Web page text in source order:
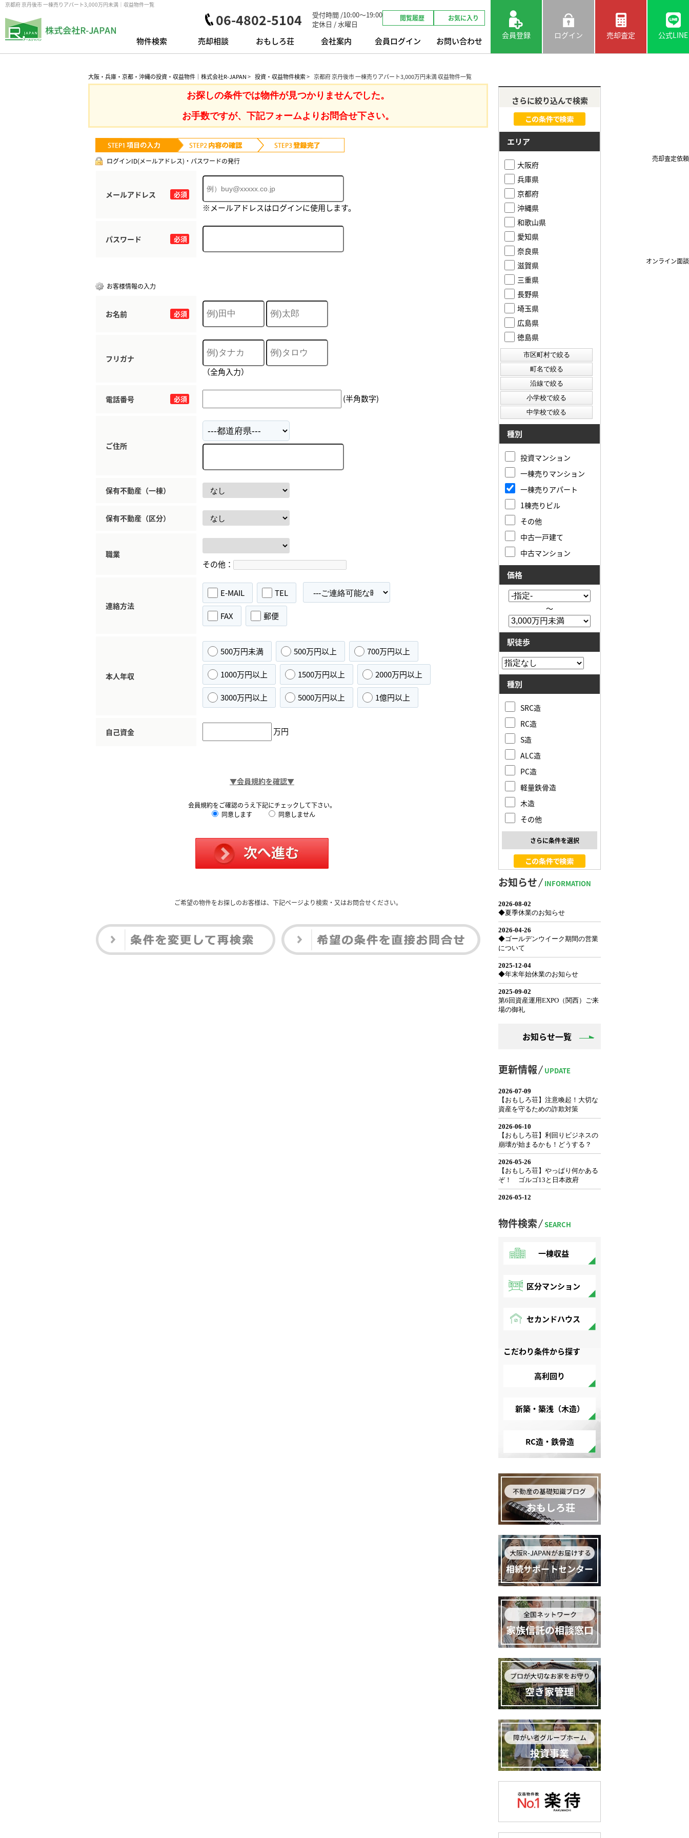
京都府 京丹後市 一棟売りアパート3,000万円未満｜収益物件一覧
06-4802-5104
受付時間 /10:00～19:00
定休日 / 水曜日
閲覧履歴 お気に入り
物件検索 売却相談 おもしろ荘 会社案内 会員ログイン お問い合わせ
会員登録 ログイン 売却査定 公式LINE
大阪・兵庫・京都・沖縄の投資・収益物件｜株式会社R-JAPAN> 投資・収益物件検索> 京都府 京丹後市 一棟売りアパート3,000万円未満 収益物件一覧
お探しの条件では物件が見つかりませんでした。
お手数ですが、下記フォームよりお問合せ下さい。
ログインID(メールアドレス)・パスワードの発行
必須
メールアドレス
※メールアドレスはログインに使用します。
必須
パスワード
お客様情報の入力
必須
お名前
フリガナ
（全角入力）
必須
電話番号 (半角数字)
ご住所
保有不動産（一棟）
保有不動産（区分）
職業
その他：
連絡方法
E-MAIL TEL
FAX 郵便
本人年収
500万円未満 500万円以上 700万円以上
1000万円以上 1500万円以上 2000万円以上
3000万円以上 5000万円以上 1億円以上
自己資金 万円
▼会員規約を確認▼
会員規約をご確認のうえ下記にチェックして下さい。
同意します
同意しません
ご希望の物件をお探しのお客様は、下記ページより検索・又はお問合せください。
さらに絞り込んで検索
エリア
大阪府
兵庫県
京都府
沖縄県
和歌山県
愛知県
奈良県
滋賀県
三重県
長野県
埼玉県
広島県
徳島県
種別
投資マンション
一棟売りマンション
一棟売りアパート
1棟売りビル
その他
中古一戸建て
中古マンション
価格
～
駅徒歩
種別
SRC造
RC造
S造
ALC造
PC造
軽量鉄骨造
木造
その他
さらに条件を選択
お知らせ INFORMATION
お知らせ一覧
更新情報 UPDATE
物件検索 SEARCH
一棟収益
区分マンション
セカンドハウス
こだわり条件から探す
高利回り
新築・築浅（木造）
RC造・鉄骨造
売却査定依頼
オンライン面談